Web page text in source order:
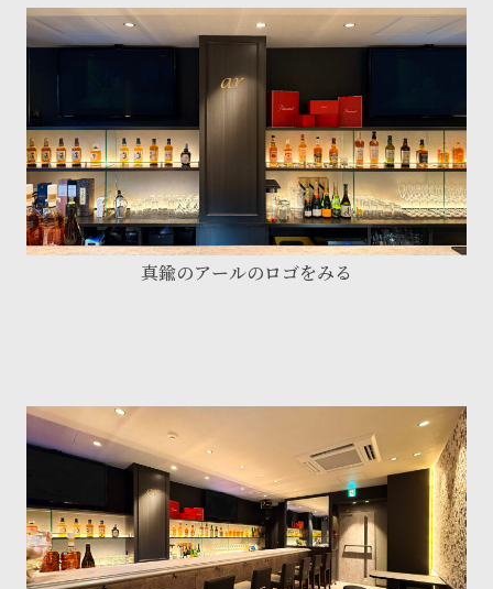
真鍮のアールのロゴをみる